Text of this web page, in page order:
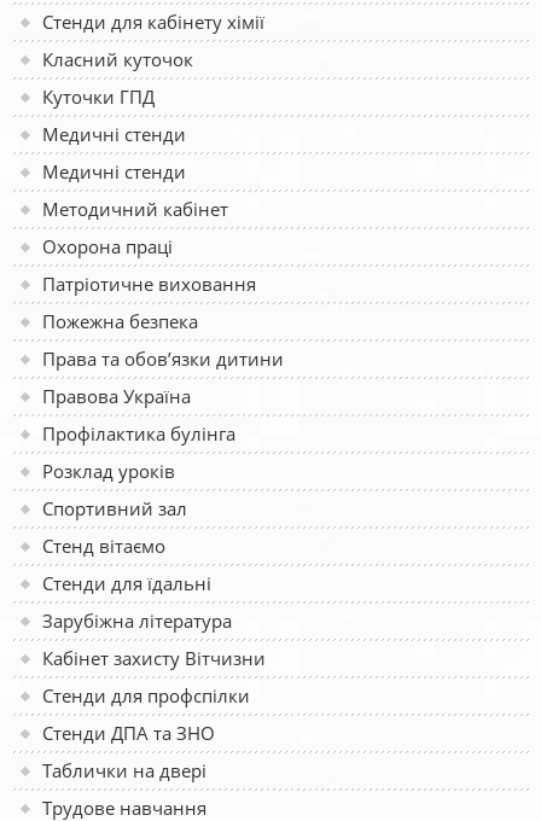
Стенди для кабінету хімії
Класний куточок
Куточки ГПД
Медичні стенди
Медичні стенди
Методичний кабінет
Охорона праці
Патріотичне виховання
Пожежна безпека
Права та обов’язки дитини
Правова Україна
Профілактика булінга
Розклад уроків
Спортивний зал
Стенд вітаємо
Стенди для їдальні
Зарубіжна література
Кабінет захисту Вітчизни
Стенди для профспілки
Стенди ДПА та ЗНО
Таблички на двері
Трудове навчання